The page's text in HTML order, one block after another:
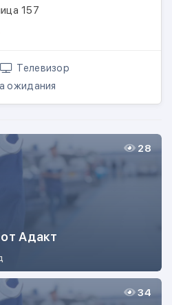
157
Телевизор
ожидания
Адакт
28
34